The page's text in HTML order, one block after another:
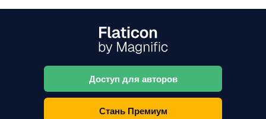
Доступ для авторов
Стань Премиум